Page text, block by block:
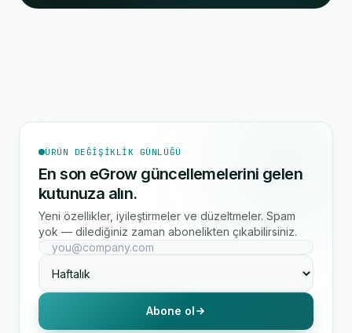
ÜRÜN DEĞIŞIKLIK GÜNLÜĞÜ
En son eGrow güncellemelerini gelen
kutunuza alın.
Yeni özellikler, iyileştirmeler ve düzeltmeler. Spam
yok — dilediğiniz zaman abonelikten çıkabilirsiniz.
Abone ol